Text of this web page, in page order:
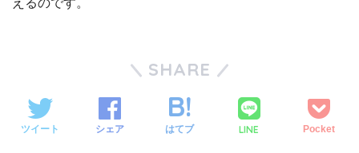
SHARE
ツイート シェア はてブ LINE Pocket